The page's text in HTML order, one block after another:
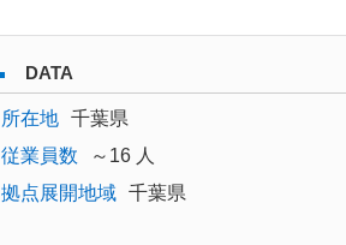
DATA
所在地 千葉県
従業員数
～16 人
拠点展開地域 千葉県